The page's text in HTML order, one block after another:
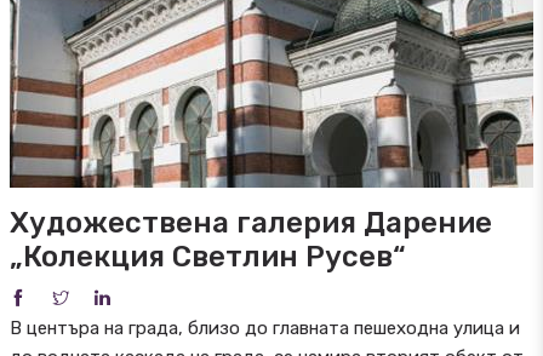
Художествена галерия Дарение
„Колекция Светлин Русев“
В центъра на града, близо до главната пешеходна улица и